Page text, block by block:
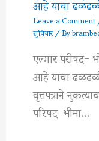
Leave a Comment
सुविचार/ By
एल्गार परीषद-
आहे याचा
वृत्तपत्राने
परिषद-भीमा…